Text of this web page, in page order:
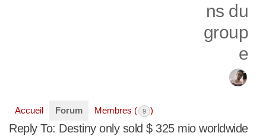
ns du
group
e
Accueil Forum Membres ( 9 )
Reply To: Destiny only sold $ 325 mio worldwide